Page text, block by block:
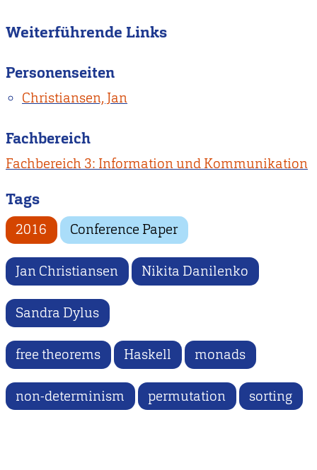
Weiterführende Links
Personenseiten
Christiansen, Jan
Fachbereich
Fachbereich 3: Information und Kommunikation
Tags
2016 Conference Paper
Jan Christiansen Nikita Danilenko
Sandra Dylus
free theorems Haskell monads
non-determinism permutation sorting